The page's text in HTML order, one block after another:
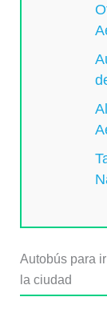
Autobús para
la ciudad